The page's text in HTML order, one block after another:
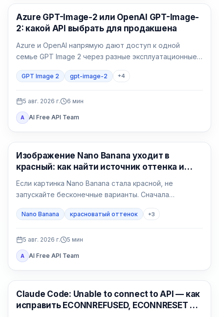
Генерация изображений ИИ
Azure GPT-Image-2 или OpenAI GPT-Image-
2: какой API выбрать для продакшена
Azure и OpenAI напрямую дают доступ к одной
семье GPT Image 2 через разные эксплуатационные
регион, счёт, квота, формат и владелец поддержки.
GPT Image 2 gpt-image-2 +4
5 авг. 2026 г. 6 мин
A AI Free API Team
Генерация изображений ИИ
Изображение Nano Banana уходит в
красный: как найти источник оттенка и
исправить его
Если картинка Nano Banana стала красной, не
запускайте бесконечные варианты. Сначала
сравните исходный файл в двух программах, затем
сделайте нейтральный тест без референса и
Nano Banana красноватый оттенок +3
5 авг. 2026 г. 5 мин
A AI Free API Team
Claude Code
Claude Code: Unable to connect to API — как
исправить ECONNREFUSED, ECONNRESET и